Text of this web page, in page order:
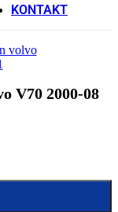
KONTAKT
V70 2000-08
antal